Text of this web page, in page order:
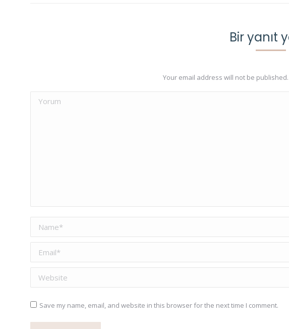
Bir yanıt
Your email address will not be
Yorum
Name *
Email *
Website
Save my name, email, and website in this browser for the next time I comment.